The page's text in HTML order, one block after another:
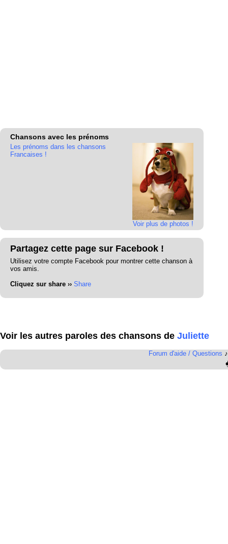
Chansons avec les prénoms
Voir plus de photos !
Les prénoms dans les chansons
Francaises !
Partagez cette page sur Facebook !
Utilisez votre compte Facebook pour montrer cette chanson à
vos amis.
Cliquez sur share ›› Share
Voir les autres paroles des chansons de Juliette
Forum d'aide / Questions